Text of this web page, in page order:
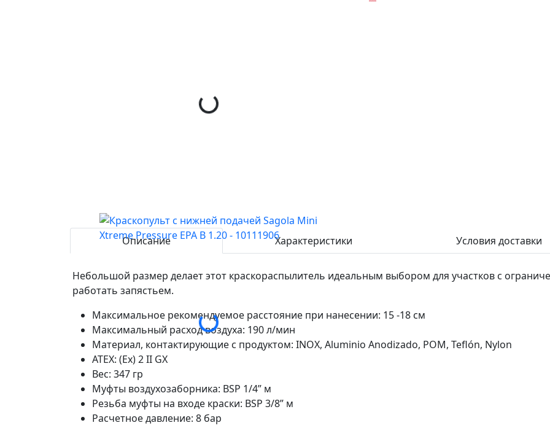
Описание Характеристики Условия доставки
Небольшой размер делает этот краскораспылитель идеальным выбором для участков с
работать запястьем.
Максимальное рекомендуемое расстояние при нанесении: 15 -18 см
Максимальный расход воздуха: 190 л/мин
Материал, контактирующие с продуктом: INOX, Aluminio Anodizado, POM, Teflón, Nylon
ATEX: (Ex) 2 II GX
Вес: 347 гр
Муфты воздухозаборника: BSP 1/4” м
Резьба муфты на входе краски: BSP 3/8” м
Расчетное давление: 8 бар